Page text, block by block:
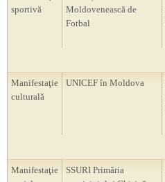
sportivă
Moldovenească de
Fotbal
Manifestaţie
culturală
UNICEF în Moldova
Manifestaţie
SSURI Primăria